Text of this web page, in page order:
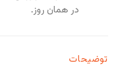
در همان روز.
توضیحات